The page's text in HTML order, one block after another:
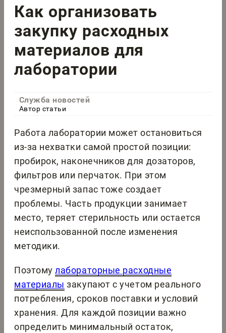
Как организовать
закупку расходных
материалов для
лаборатории
Служба новостей
Автор статьи
Работа лаборатории может остановиться
из-за нехватки самой простой позиции:
пробирок, наконечников для дозаторов,
фильтров или перчаток. При этом
чрезмерный запас тоже создает
проблемы. Часть продукции занимает
место, теряет стерильность или остается
неиспользованной после изменения
методики.
Поэтомулабораторные расходные
материалы закупают с учетом реального
потребления, сроков поставки и условий
хранения. Для каждой позиции важно
определить минимальный остаток,